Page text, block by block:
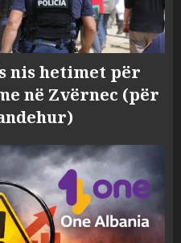
nis hetimet për
në Zvërnec (për